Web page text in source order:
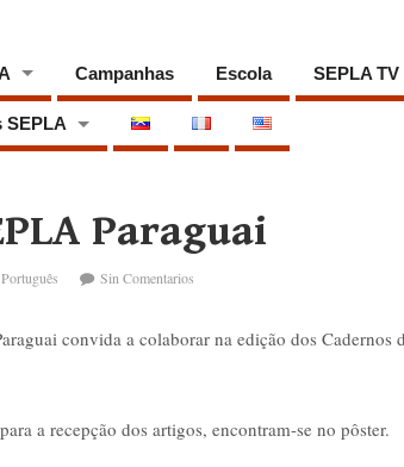
Campanhas Escola SEPLA TV
SEPLA
Paraguai
Sin Comentarios
convida a colaborar na edição dos Cadernos
a recepção dos artigos, encontram-se no pôster.